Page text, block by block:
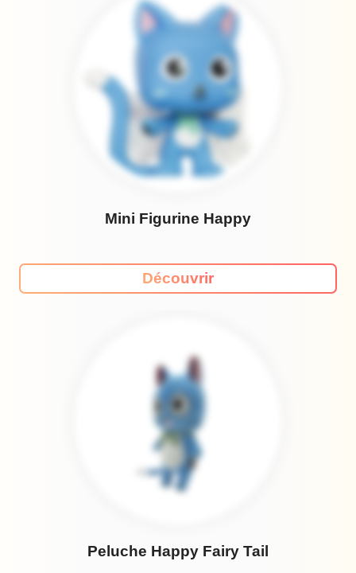
Mini Figurine Happy
Découvrir
Peluche Happy Fairy Tail